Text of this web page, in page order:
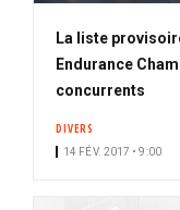
La liste
Endurance
concurrents
DIVERS
14 FÉV. 2017 • 9:00